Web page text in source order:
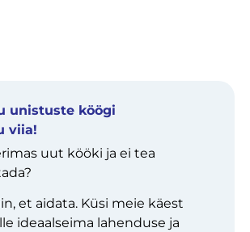
unistuste köögi
viia!
uut kööki ja ei tea
et aidata. Küsi meie käest
ideaalseima lahenduse ja